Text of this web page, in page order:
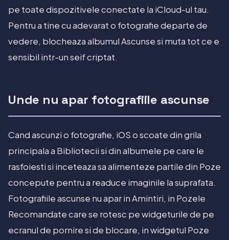
pe toate dispozitivele conectate la iCloud-ul tau.
Pentru a tine cu adevarat o fotografie departe de
vedere, blocheaza albumul Ascunse si muta tot ce e
sensibil intr-un seif criptat.
Unde nu apar fotografiile ascunse
Cand ascunzi o fotografie, iOS o scoate din grila
principala a Bibliotecii si din albumele pe care le
rasfoiesti si inceteaza sa alimenteze partile din Poze
concepute pentru a readuce imaginile la suprafata.
Fotografiile ascunse nu apar in Amintiri, in Pozele
Recomandate care se rotesc pe widgeturile de pe
ecranul de pornire si de blocare, in widgetul Poze